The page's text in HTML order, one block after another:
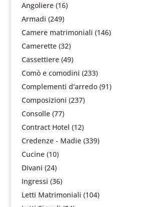
Angoliere (16)
Armadi (249)
Camere matrimoniali (146)
Camerette (32)
Cassettiere (49)
Comò e comodini (233)
Complementi d'arredo (91)
Composizioni (237)
Consolle (77)
Contract Hotel (12)
Credenze - Madie (339)
Cucine (10)
Divani (24)
Ingressi (36)
Letti Matrimoniali (104)